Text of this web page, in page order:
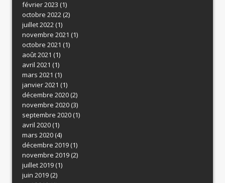
février 2023 (1)
octobre 2022(2)
juillet 2022(1)
novembre 2021 (1)
octobre 2021 (1)
août 2021 (1)
avril 2021 (1)
mars 2021 (1)
janvier 2021 (1)
décembre 2020(2)
novembre 2020(3)
septembre 2020(1)
avril 2020(1)
mars 2020(4)
décembre 2019(1)
novembre 2019(2)
juillet 2019(1)
juin 2019(2)